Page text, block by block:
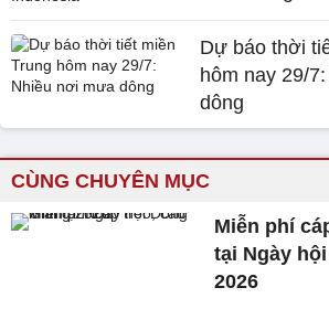
Dự báo thời
hôm nay 29/
dông
CÙNG CHUYÊN MỤC
Miễn phí
tại Ngày
2026